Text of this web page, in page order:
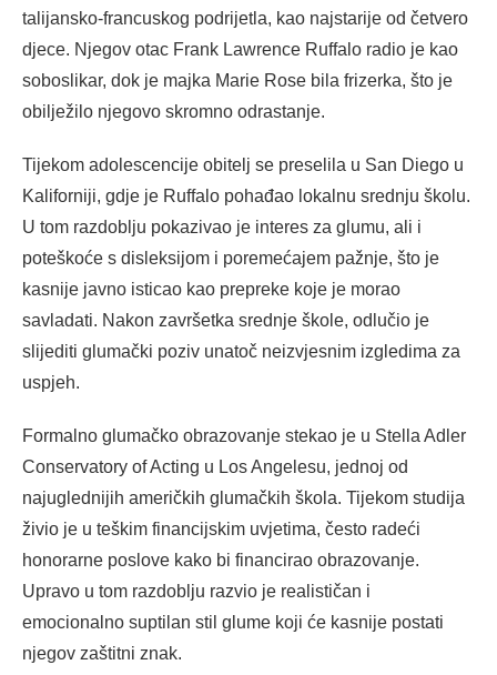
talijansko-francuskog podrijetla, kao najstarije od četvero
djece. Njegov otac Frank Lawrence Ruffalo radio je kao
soboslikar, dok je majka Marie Rose bila frizerka, što je
obilježilo njegovo skromno odrastanje.
Tijekom adolescencije obitelj se preselila u San Diego u
Kaliforniji, gdje je Ruffalo pohađao lokalnu srednju školu.
U tom razdoblju pokazivao je interes za glumu, ali i
poteškoće s disleksijom i poremećajem pažnje, što je
kasnije javno isticao kao prepreke koje je morao
savladati. Nakon završetka srednje škole, odlučio je
slijediti glumački poziv unatoč neizvjesnim izgledima za
uspjeh.
Formalno glumačko obrazovanje stekao je u Stella Adler
Conservatory of Acting u Los Angelesu, jednoj od
najuglednijih američkih glumačkih škola. Tijekom studija
živio je u teškim financijskim uvjetima, često radeći
honorarne poslove kako bi financirao obrazovanje.
Upravo u tom razdoblju razvio je realističan i
emocionalno suptilan stil glume koji će kasnije postati
njegov zaštitni znak.